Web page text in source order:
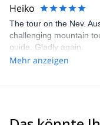
Heiko
The tour on the Nev.
challenging mountain
guide. Gladly again.
Mehr anzeigen